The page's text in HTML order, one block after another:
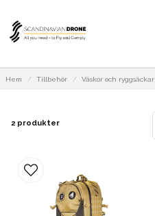
Hem Tillbehör Väskor och ryggsäckar
2 produkter